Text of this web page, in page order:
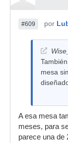
#609 por
mesa
A esa mesa
meses, para
parece una de